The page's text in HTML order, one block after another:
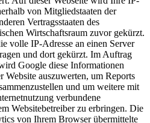
von Mitgliedstaaten der
Vertragsstaaten des
Wirtschaftsraum zuvor gekürzt.
volle IP-Adresse an einen Server
und dort gekürzt. Im Auftrag
Google diese Informationen
Website auszuwerten, um Reports
und um weitere mit
verbundene
Websitebetreiber zu erbringen. Die
von Ihrem Browser übermittelte